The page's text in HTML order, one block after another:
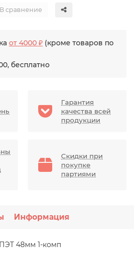
В сравнение
от 4000 ₽ (кроме товаров по
бесплатно
Гарантия
качества всей
продукции
Скидки при
покупке
партиями
Информация
48мм 1-комп